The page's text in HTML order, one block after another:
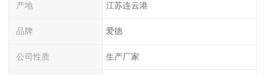
产地 江苏连云港
品牌 爱德
公司性质 生产厂家